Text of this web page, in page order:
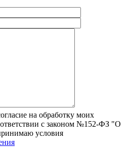
на обработку моих
с законом №152-ФЗ "О
условия